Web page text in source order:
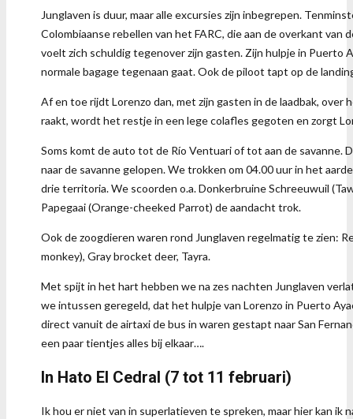
Junglaven is duur, maar alle excursies zijn inbegrepen.
Colombiaanse rebellen van het FARC, die aan de overkant van
voelt zich schuldig tegenover zijn gasten. Zijn hulpje in Puerto
normale bagage tegenaan gaat. Ook de piloot tapt op de
Af en toe rijdt Lorenzo dan, met zijn gasten in de laadbak,
raakt, wordt het restje in een lege colafles gegoten en zorgt
Soms komt de auto tot de Río Ventuari of tot aan de savanne.
naar de savanne gelopen. We trokken om 04.00 uur in het
drie territoria. We scoorden o.a. Donkerbruine Schreeuwuil
Papegaai (Orange-cheeked Parrot) de aandacht trok.
Ook de zoogdieren waren rond Junglaven regelmatig te zien:
monkey), Gray brocket deer, Tayra.
Met spijt in het hart hebben we na zes nachten Junglaven
we intussen geregeld, dat het hulpje van Lorenzo in Puerto
direct vanuit de airtaxi de bus in waren gestapt naar San
een paar tientjes alles bij elkaar….
In Hato El Cedral (7 tot 11 februari)
Ik hou er niet van in superlatieven te spreken, maar hier kan ik